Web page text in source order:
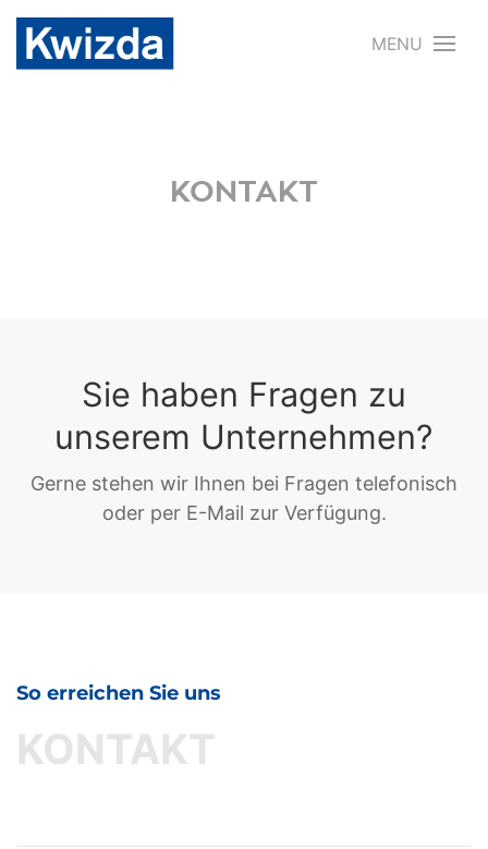
MENU
KONTAKT
Sie haben Fragen zu
unserem Unternehmen?
Gerne stehen wir Ihnen bei Fragen telefonisch
oder per E-Mail zur Verfügung.
So erreichen Sie uns
KONTAKT